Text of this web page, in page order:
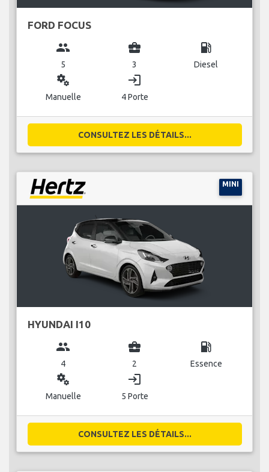
FORD FOCUS
group
5
business_center
3
local_gas_station
Diesel
miscellaneous_services
Manuelle
login
4 Porte
CONSULTEZ LES DÉTAILS...
MINI
HYUNDAI I10
group
4
business_center
2
local_gas_station
Essence
miscellaneous_services
Manuelle
login
5 Porte
CONSULTEZ LES DÉTAILS...